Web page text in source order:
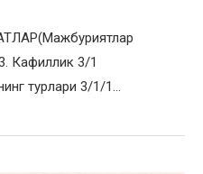
Кафиллик 3/1
турлари 3/1/1…